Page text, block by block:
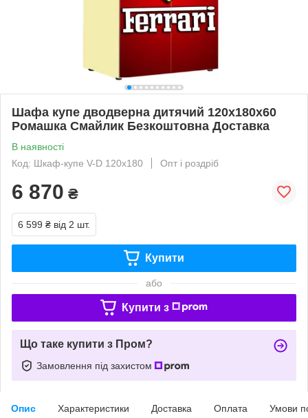
Шафа купе дводверна дитячий 120х180х60
Ромашка Смайлик Безкоштовна Доставка
В наявності
Код: Шкаф-купе V-D 120х180
Опт і роздріб
6 870 ₴
6 599 ₴ від 2 шт.
Купити
або
Купити з
Що таке купити з Пром?
Замовлення під захистом
Опис Характеристики Доставка Оплата Умови